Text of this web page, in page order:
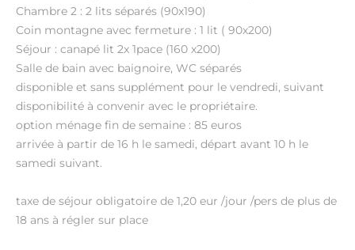
Chambre 2 : 2 lits séparés (90x190)
Coin montagne avec fermeture : 1 lit ( 90x200)
Séjour : canapé lit 2x 1pace (160 x200)
Salle de bain avec baignoire, WC séparés
disponible et sans supplément pour le vendredi, suivant
disponibilité à convenir avec le propriétaire.
option ménage fin de semaine : 85 euros
arrivée à partir de 16 h le samedi, départ avant 10 h le
samedi suivant.
taxe de séjour obligatoire de 1,20 eur /jour /pers de plus de
18 ans à régler sur place